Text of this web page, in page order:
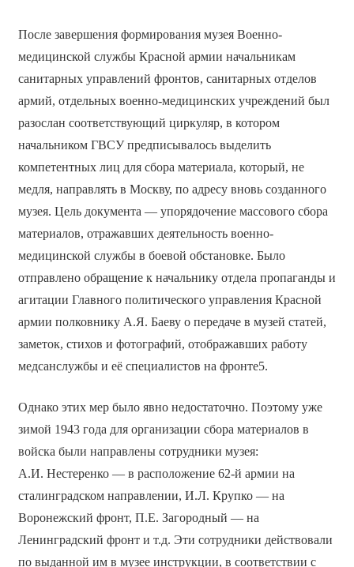
После завершения формирования музея Военно-
медицинской службы Красной армии начальникам
санитарных управлений фронтов, санитарных отделов
армий, отдельных военно-медицинских учреждений был
разослан соответствующий циркуляр, в котором
начальником ГВСУ предписывалось выделить
компетентных лиц для сбора материала, который, не
медля, направлять в Москву, по адресу вновь созданного
музея. Цель документа — упорядочение массового сбора
материалов, отражавших деятельность военно-
медицинской службы в боевой обстановке. Было
отправлено обращение к начальнику отдела пропаганды и
агитации Главного политического управления Красной
армии полковнику А.Я. Баеву о передаче в музей статей,
заметок, стихов и фотографий, отображавших работу
медсанслужбы и её специалистов на фронте5.
Однако этих мер было явно недостаточно. Поэтому уже
зимой 1943 года для организации сбора материалов в
войска были направлены сотрудники музея:
А.И. Нестеренко — в расположение 62-й армии на
сталинградском направлении, И.Л. Крупко — на
Воронежский фронт, П.Е. Загородный — на
Ленинградский фронт и т.д. Эти сотрудники действовали
по выданной им в музее инструкции, в соответствии с